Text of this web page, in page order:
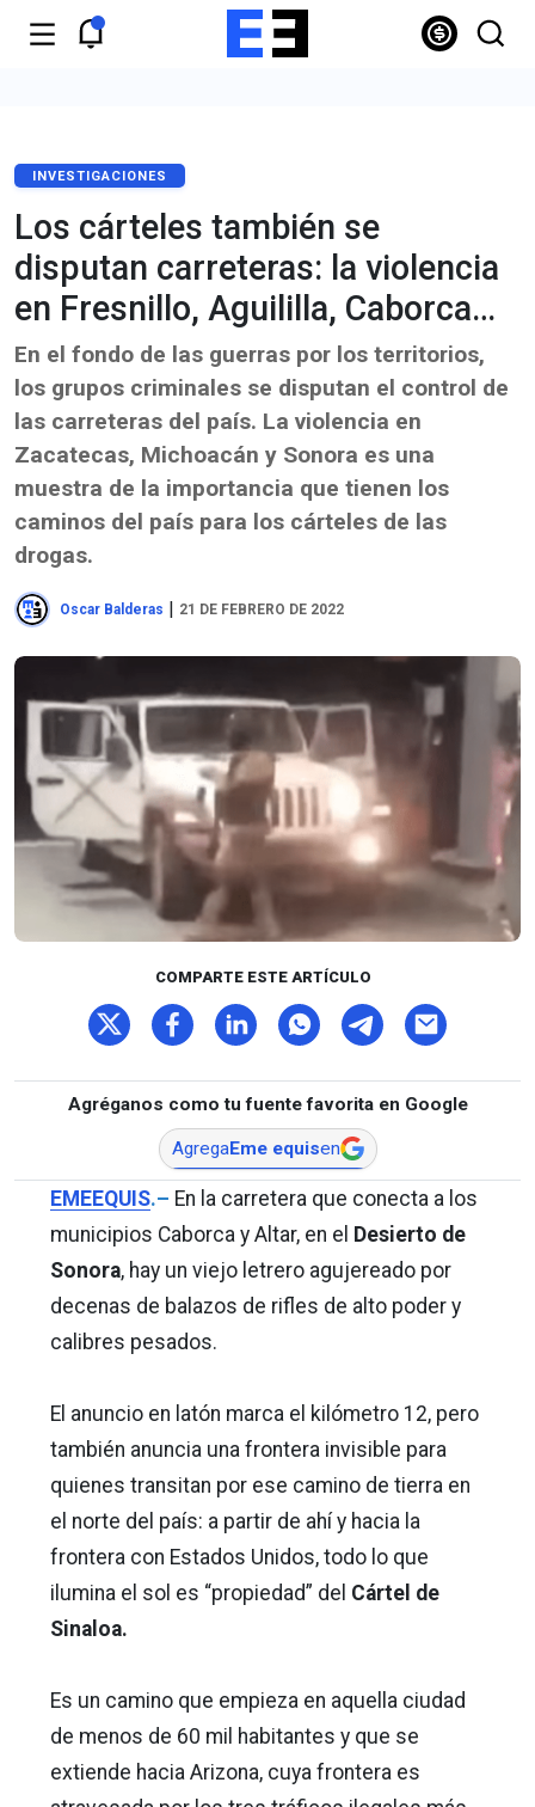
INVESTIGACIONES
Los cárteles también se
disputan carreteras: la violencia
en Fresnillo, Aguililla, Caborca…
En el fondo de las guerras por los territorios,
los grupos criminales se disputan el control de
las carreteras del país. La violencia en
Zacatecas, Michoacán y Sonora es una
muestra de la importancia que tienen los
caminos del país para los cárteles de las
drogas.
Oscar Balderas | 21 DE FEBRERO DE 2022
COMPARTE ESTE ARTÍCULO
Agréganos como tu fuente favorita en Google
AgregaEme equisen
EMEEQUIS.– En la carretera que conecta a los
municipios Caborca y Altar, en el Desierto de
Sonora, hay un viejo letrero agujereado por
decenas de balazos de rifles de alto poder y
calibres pesados.
El anuncio en latón marca el kilómetro 12, pero
también anuncia una frontera invisible para
quienes transitan por ese camino de tierra en
el norte del país: a partir de ahí y hacia la
frontera con Estados Unidos, todo lo que
ilumina el sol es “propiedad” del Cártel de
Sinaloa.
Es un camino que empieza en aquella ciudad
de menos de 60 mil habitantes y que se
extiende hacia Arizona, cuya frontera es